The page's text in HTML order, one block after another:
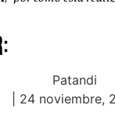
Patandi
24 noviembre,